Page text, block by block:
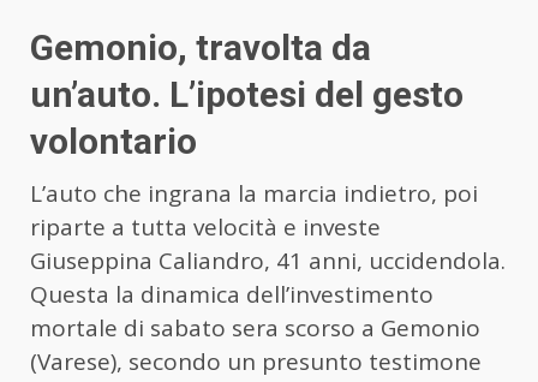
Gemonio, travolta da
un’auto. L’ipotesi del gesto
volontario
L’auto che ingrana la marcia indietro, poi
riparte a tutta velocità e investe
Giuseppina Caliandro, 41 anni, uccidendola.
Questa la dinamica dell’investimento
mortale di sabato sera scorso a Gemonio
(Varese), secondo un presunto testimone